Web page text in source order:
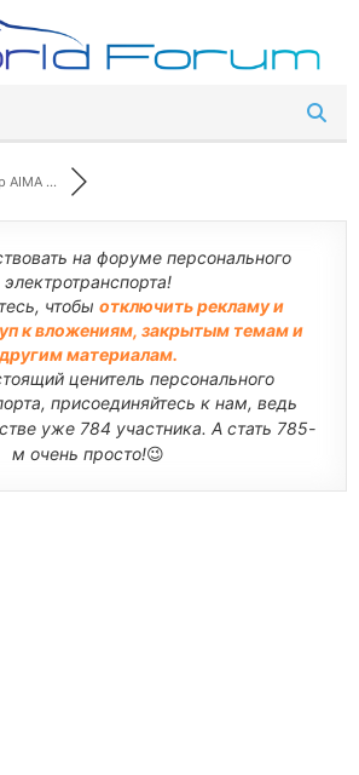
AIMA ...
на форуме персонального
электротранспорта!
чтобы отключить рекламу и
к вложениям, закрытым темам и
другим материалам.
ценитель персонального
присоединяйтесь к нам, ведь
уже 784 участника. А стать 785-
м очень просто!😉